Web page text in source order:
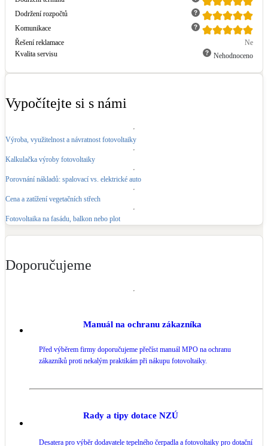
Dodržení rozpočtů
Komunikace
Řešení reklamace
Ne
Kvalita servisu
Nehodnoceno
Vypočítejte si s námi
Výroba, využitelnost a návratnost fotovoltaiky
Kalkulačka výroby fotovoltaiky
Porovnání nákladů: spalovací vs. elektrické auto
Cena a zatížení vegetačních střech
Fotovoltaika na fasádu, balkon nebo plot
Doporučujeme
Manuál na ochranu zákazníka
Před výběrem firmy doporučujeme přečíst manuál MPO na ochranu
zákazníků proti nekalým praktikám při nákupu fotovoltaiky.
Rady a tipy dotace NZÚ
Desatera pro výběr dodavatele tepelného čerpadla a fotovoltaiky pro dotační